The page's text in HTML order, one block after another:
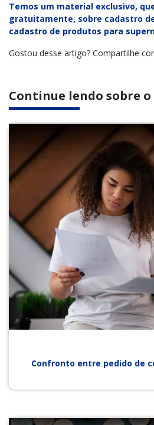
Temos um material exclusivo,
gratuitamente, sobre cadastro
cadastro de produtos para
Gostou desse artigo? Compartilhe
Continue lendo sobre
Confronto entre pedido de